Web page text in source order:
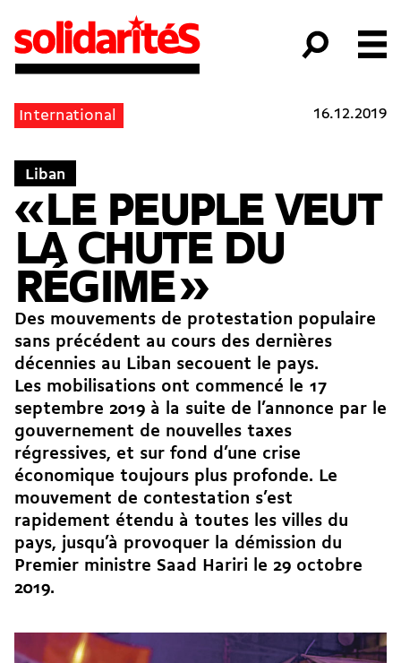
International 16.12.2019
Liban
« LE PEUPLE VEUT
LA CHUTE DU
RÉGIME »
Des mouvements de protestation populaire
sans précédent au cours des dernières
décennies au Liban secouent le pays.
Les mobilisations ont commencé le 17
septembre 2019 à la suite de l’annonce par le
gouvernement de nouvelles taxes
régressives, et sur fond d’une crise
économique toujours plus profonde. Le
mouvement de contestation s’est
rapidement étendu à toutes les villes du
pays, jusqu’à provoquer la démission du
Premier ministre Saad Hariri le 29 octobre
2019.